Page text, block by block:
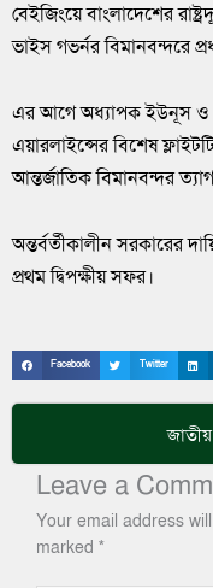
বেইজিংয়ে বাংলাদেশের
ভাইস গভর্নর বিমানবন্দরে
এর আগে অধ্যাপক ইউনূস ও
এয়ারলাইন্সের বিশেষ
আন্তর্জাতিক বিমানবন্দর
অন্তর্বর্তীকালীন সরকারের
প্রথম দ্বিপক্ষীয় সফর।
Facebook Twitter
জাতীয়
Leave a
Your email address
marked *